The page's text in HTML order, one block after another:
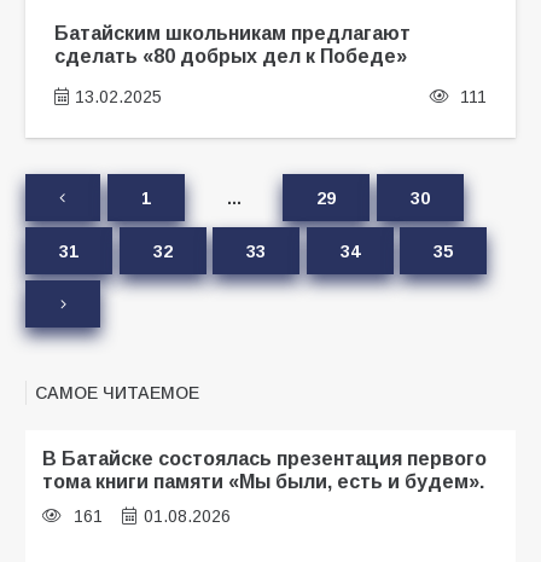
Батайским школьникам предлагают
сделать «80 добрых дел к Победе»
13.02.2025 111
1 … 29 30
31 32 33 34 35
САМОЕ ЧИТАЕМОЕ
В Батайске состоялась презентация первого
тома книги памяти «Мы были, есть и будем».
161 01.08.2026